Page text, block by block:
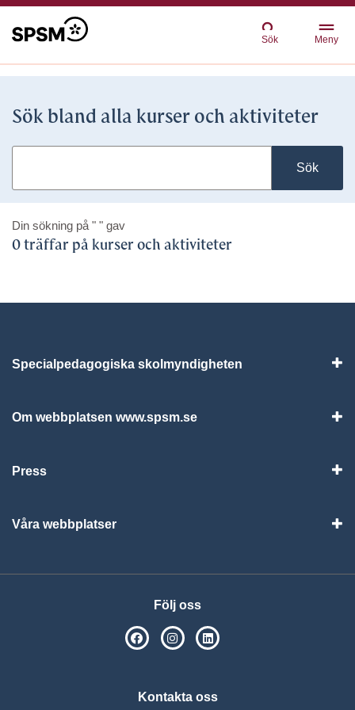
Sök Meny
Sök bland alla kurser och aktiviteter
Sök
Din sökning på " " gav
0 träffar på kurser och aktiviteter
Specialpedagogiska skolmyndigheten
Om webbplatsen www.spsm.se
Press
Våra webbplatser
Följ oss
SPSM på Facebook
SPSM på Instagram
Kontakta oss